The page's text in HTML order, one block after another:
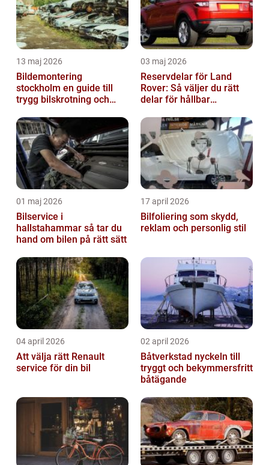
13 maj 2026
Bildemontering
stockholm en guide till
trygg bilskrotning och
03 maj 2026
Reservdelar för Land
Rover: Så väljer du rätt
delar för hållbar
01 maj 2026
Bilservice i
hallstahammar så tar du
hand om bilen på rätt sätt
17 april 2026
Bilfoliering som skydd,
reklam och personlig stil
04 april 2026
Att välja rätt Renault
service för din bil
02 april 2026
Båtverkstad nyckeln till
tryggt och bekymmersfritt
båtägande